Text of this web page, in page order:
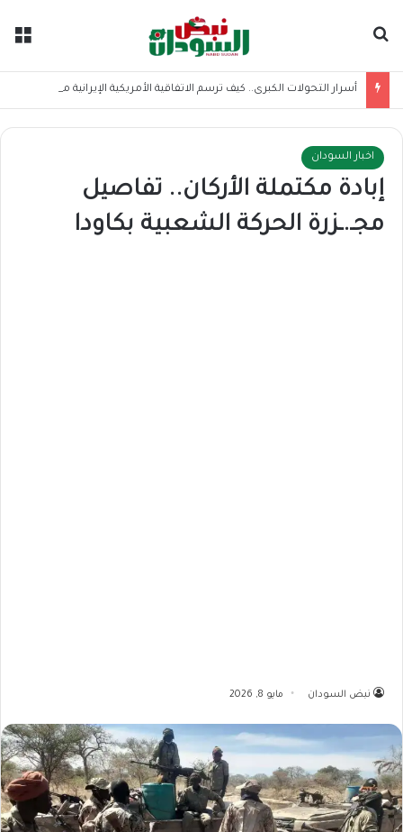
اخبار السودان
إبادة مكتملة الأركان.. تفاصيل
مجـ.ـزرة الحركة الشعبية بكاودا
نبض السودان مايو 8, 2026